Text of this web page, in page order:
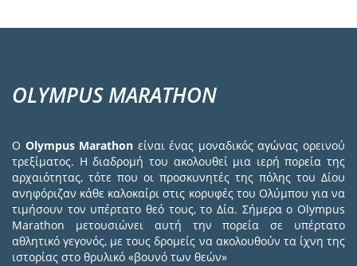
OLYMPUS MARATHON
Ο Olympus Marathon είναι ένας μοναδικός αγώνας ορεινού
τρεξίματος. Η διαδρομή του ακολουθεί μια ιερή πορεία της
αρχαιότητας, τότε που οι προσκυνητές της πόλης του Δίου
ανηφόριζαν κάθε καλοκαίρι στις κορυφές του Ολύμπου για να
τιμήσουν τον υπέρτατο θεό τους, το Δία. Σήμερα ο Olympus
Marathon μετουσιώνει αυτή την πορεία σε υπέρτατο
αθλητικό γεγονός, με τους δρομείς να ακολουθούν τα ίχνη της
ιστορίας στο θρυλικό «βουνό των θεών»